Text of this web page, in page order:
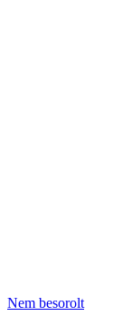
Nem besorolt